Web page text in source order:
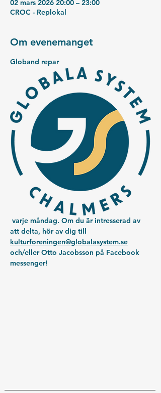
02 mars 2026 20:00 – 23:00
CROC - Replokal
Om evenemanget
Globand repar
att delta, hör av dig till
kulturforeningen@globalasystem.se
och/eller Otto Jacobsson på Facebook
messenger!